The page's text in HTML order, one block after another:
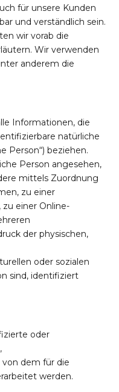
für unsere Kunden
und verständlich sein.
wir vorab die
Wir verwenden
anderem die
Informationen, die
natürliche
Person“) beziehen.
Person angesehen,
mittels Zuordnung
zu einer
einer Online-
der physischen,
oder sozialen
sind, identifiziert
oder
dem für die
werden.